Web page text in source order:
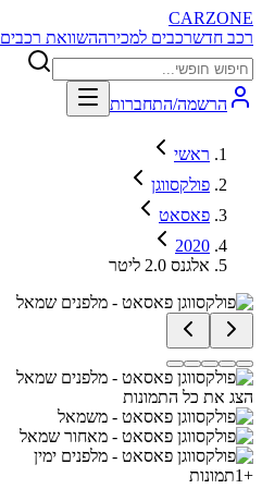
CARZONE
רכב חדשרכבים למכירההשוואת רכבים
הרשמה/התחברות
ראשי
פולקסווגן
פאסאט
2020
אלגנס 2.0 ליטר
הצג את כל התמונות
+
1תמונות